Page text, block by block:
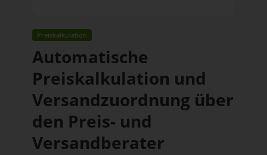
Preiskalkulation
Automatische
Preiskalkulation und
Versandzuordnung über
den Preis- und
Versandberater